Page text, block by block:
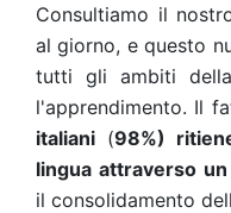
Consultiamo il
al giorno, e questo
tutti gli ambiti
l'apprendimento. Il
italiani (98%)
lingua attraverso
il consolidamento